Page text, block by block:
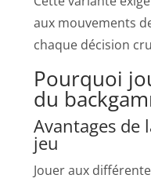
aux mouvements
chaque décision
Pourquoi
du
Avantages de
jeu
Jouer aux